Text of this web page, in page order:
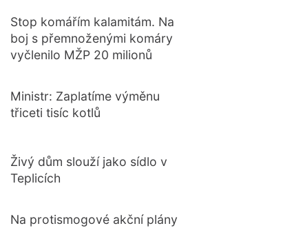
Stop komářím kalamitám. Na
boj s přemnoženými komáry
vyčlenilo MŽP 20 milionů
Ministr: Zaplatíme výměnu
třiceti tisíc kotlů
Živý dům slouží jako sídlo v
Teplicích
Na protismogové akční plány